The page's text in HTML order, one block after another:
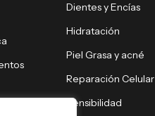
Dientes y Encías
Hidratación
Piel Grasa y acné
Reparación Celular
Sensibilidad